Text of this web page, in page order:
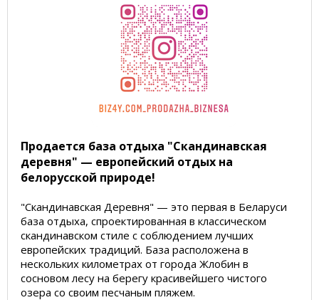
Продается база отдыха "Скандинавская
деревня" — европейский отдых на
белорусской природе!
"Скандинавская Деревня" — это первая в Беларуси
база отдыха, спроектированная в классическом
скандинавском стиле с соблюдением лучших
европейских традиций. База расположена в
нескольких километрах от города Жлобин в
сосновом лесу на берегу красивейшего чистого
озера со своим песчаным пляжем.